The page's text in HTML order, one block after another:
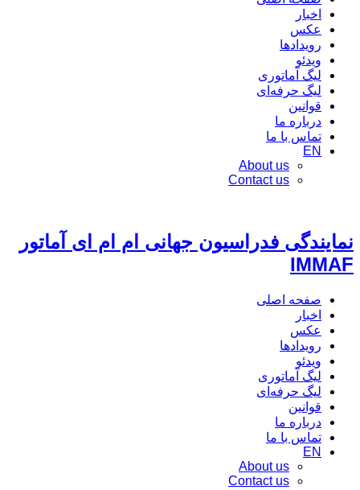
اخبار
عکس
رویدادها
ویدئو
لیگ آماتوری
لیگ حرفه‌ای
قوانین
درباره ما
تماس با ما
EN
About us
Contact us
نمایندگی فدراسیون جهانی ام ام ای آماتور
IMMAF
صفحه اصلی
اخبار
عکس
رویدادها
ویدئو
لیگ آماتوری
لیگ حرفه‌ای
قوانین
درباره ما
تماس با ما
EN
About us
Contact us